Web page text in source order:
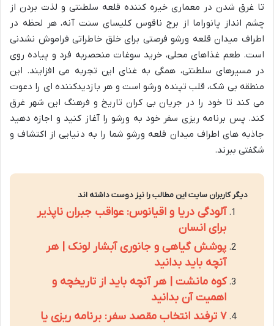
تا غرق شدن در معماری خیره کننده قلعه سلطنتی و لذت بردن از
چشم انداز پانوراما از برج ناقوس کلیسای سنت آنه، هر لحظه در
اطراف میدان قلعه ورشو فرصتی برای خلق خاطراتی فراموش نشدنی
است. طعم غذاهای محلی، خرید سوغات منحصربه فرد و پیاده روی
در مسیرهای سلطنتی، همگی به غنای این تجربه می افزایند. این
منطقه بی شک، قلب تپنده ورشو است و هر بازدیدکننده ای را دعوت
می کند تا خود را در جریان بی کران تاریخ و فرهنگ این شهر غرق
کند. پس برنامه ریزی سفر خود به ورشو را آغاز کنید و اجازه دهید
جاذبه های اطراف میدان قلعه ورشو شما را به دنیایی از اکتشاف و
شگفتی ببرند.
دیگر کاربران سایت این مطالب را نیز دوست داشته اند
آلودگی دریا و اقیانوس: عواقب جبران ناپذیر
برای انسان
پوشش گیاهی و جانوری آبشار لونک | هر
آنچه باید بدانید
کوه مانشت | هر آنچه باید از تاریخچه و
اهمیت آن بدانید
۷ ترفند انتخاب مقصد سفر: برنامه ریزی یا